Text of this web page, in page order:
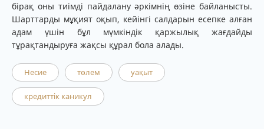
бірақ оны тиімді пайдалану әркімнің өзіне байланысты.
Шарттарды мұқият оқып, кейінгі салдарын есепке алған
адам үшін бұл мүмкіндік қаржылық жағдайды
тұрақтандыруға жақсы құрал бола алады.
Несие төлем уақыт
кредиттік каникул